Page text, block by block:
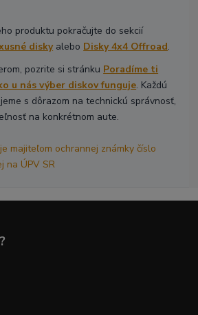
produktu pokračujte do sekcií
diskyalebo Disky 4x4 Offroad.
pozrite si stránku Poradíme ti
u nás výber diskov funguje. Každú
s dôrazom na technickú správnosť,
na konkrétnom aute.
majiteľom ochrannej známky číslo
na ÚPV SR